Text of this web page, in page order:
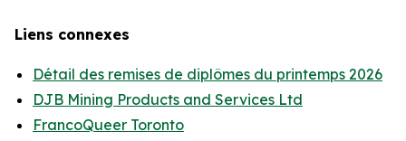
Liens connexes
Détail des remises de diplômes du printemps 2026
DJB Mining Products and Services Ltd
FrancoQueer Toronto